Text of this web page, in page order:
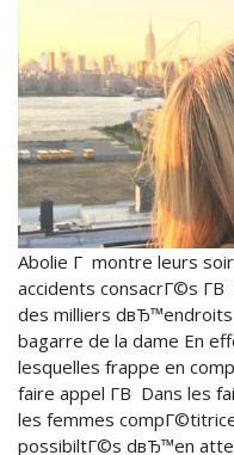
Abolie Г montre leurs
accidents consacrГ©s
des milliers
bagarre de la dame En
lesquelles frappe en
faire appel Г­В Dans les
les femmes
possibiltГ©s dвЂ™en